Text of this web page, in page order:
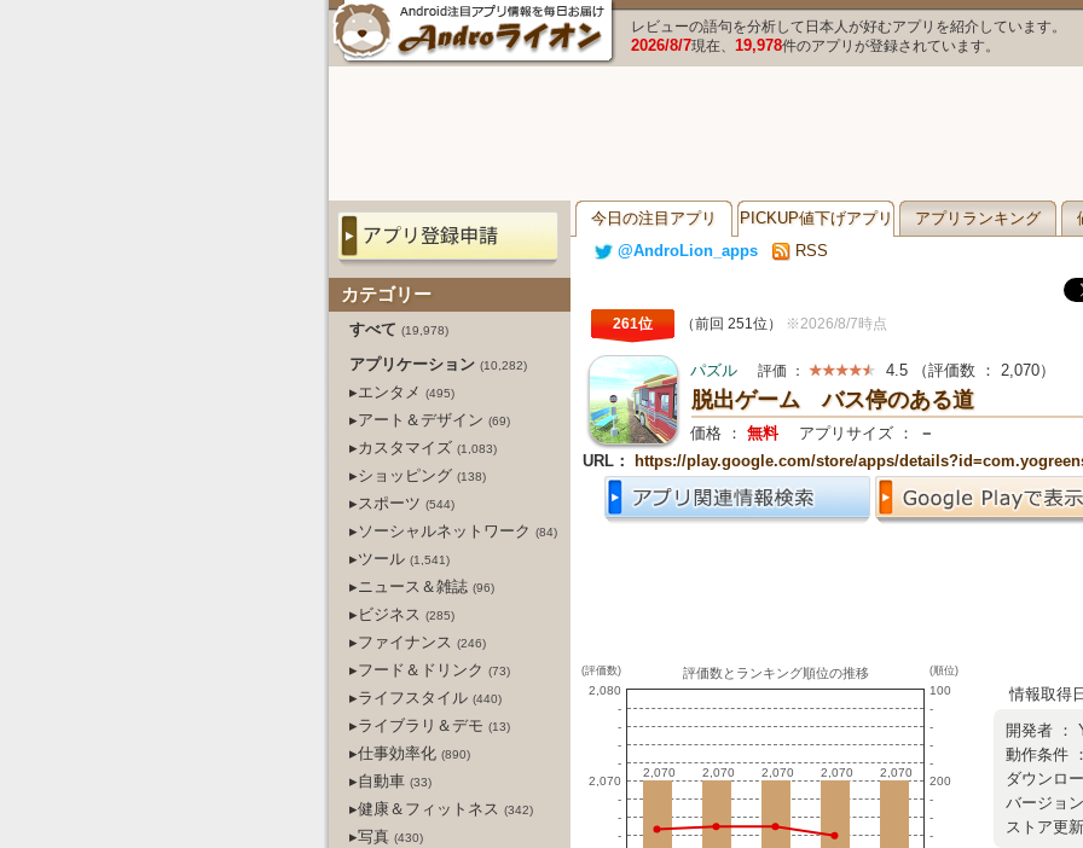
レビューの語句を分析して日本人が好むアプリを紹介しています。
2026/8/7現在、 19,978件のアプリが登録されています。
今日の注目アプリ PICKUP値下げアプリ アプリランキング
@AndroLion_apps
RSS
カテゴリー
すべて (19,978)
アプリケーション (10,282)
▸エンタメ (495)
▸アート＆デザイン (69)
▸カスタマイズ (1,083)
▸ショッピング (138)
▸スポーツ (544)
▸ソーシャルネットワーク (84)
▸ツール (1,541)
▸ニュース＆雑誌 (96)
▸ビジネス (285)
▸ファイナンス (246)
▸フード＆ドリンク (73)
▸ライフスタイル (440)
▸ライブラリ＆デモ (13)
▸仕事効率化 (890)
▸自動車 (33)
▸健康＆フィットネス (342)
▸写真 (430)
261位 （前回 251位） ※2026/8/7時点
パズル 評価 ： 4.5 （評価数 ： 2,070）
脱出ゲーム バス停のある道
価格 ： 無料 アプリサイズ ：
－
URL：
https://play.google.com/store/apps/
(評価数)
2,080
-
-
-
-
2,070
-
-
-
評価数とランキング順位の推移
2,070
2,070 2,070
2,070 2,070
2,070 2,070
2,070 2,070
2,070
(順位)
100
-
-
-
-
200
-
-
-
情報取得
開発者 ：
動作条件
ダウンロ
バージョ
ストア更